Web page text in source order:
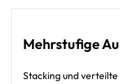
Mehrstufige
Stacking und